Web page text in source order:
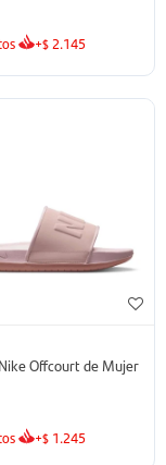
+$ 2.145
Offcourt de Mujer
+$ 1.245